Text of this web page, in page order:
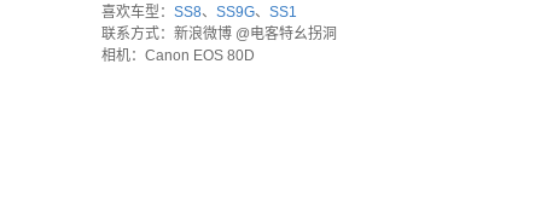
喜欢车型： SS8、 SS9G、 SS1
联系方式：新浪微博 @电客特幺拐洞
相机：Canon EOS 80D